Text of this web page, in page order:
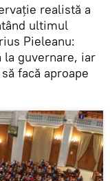
realistă a
ultimul
Pieleanu:
la guvernare, iar
facă aproape